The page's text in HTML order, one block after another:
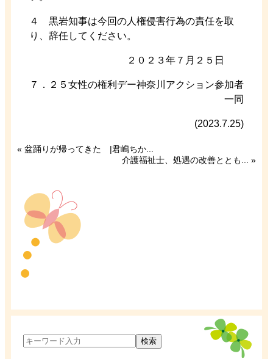
４ 黒岩知事は今回の人権侵害行為の責任を取
り、辞任してください。
２０２３年７月２５日
７．２５女性の権利デー神奈川アクション参加者
一同
(2023.7.25)
« 盆踊りが帰ってきた |君嶋ちか...
介護福祉士、処遇の改善ととも...
»